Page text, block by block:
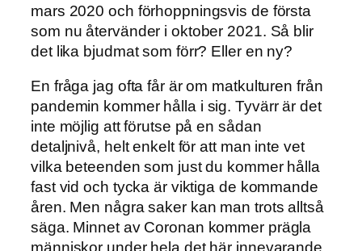
mars 2020 och förhoppningsvis de första
som nu återvänder i oktober 2021. Så blir
det lika bjudmat som förr? Eller en ny?
En fråga jag ofta får är om matkulturen från
pandemin kommer hålla i sig. Tyvärr är det
inte möjlig att förutse på en sådan
detaljnivå, helt enkelt för att man inte vet
vilka beteenden som just du kommer hålla
fast vid och tycka är viktiga de kommande
åren. Men några saker kan man trots alltså
säga. Minnet av Coronan kommer prägla